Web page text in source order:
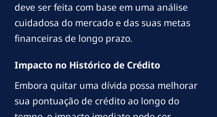
deve ser feita com base em uma análise
cuidadosa do mercado e das suas metas
financeiras de longo prazo.
Impacto no Histórico de Crédito
Embora quitar uma dívida possa melhorar
sua pontuação de crédito ao longo do